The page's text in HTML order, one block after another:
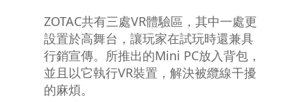
ZOTAC共有三處VR體驗區，其中一處更
設置於高舞台，讓玩家在試玩時還兼具
行銷宣傳。所推出的Mini PC放入背包，
並且以它執行VR裝置，解決被纜線干擾
的麻煩。